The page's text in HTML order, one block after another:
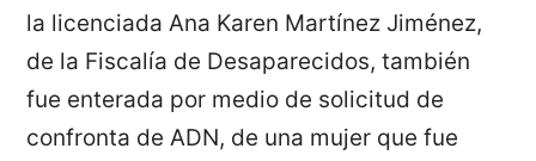
la licenciada Ana Karen Martínez Jiménez,
de la Fiscalía de Desaparecidos, también
fue enterada por medio de solicitud de
confronta de ADN, de una mujer que fue